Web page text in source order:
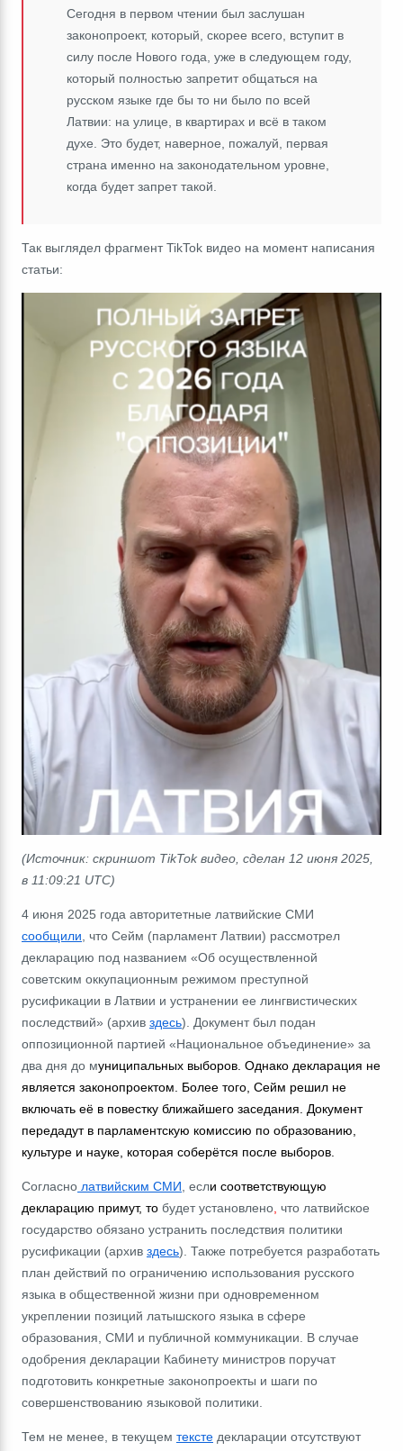
Сегодня в первом чтении был заслушан
законопроект, который, скорее всего, вступит в
силу после Нового года, уже в следующем году,
который полностью запретит общаться на
русском языке где бы то ни было по всей
Латвии: на улице, в квартирах и всё в таком
духе. Это будет, наверное, пожалуй, первая
страна именно на законодательном уровне,
когда будет запрет такой.
Так выглядел фрагмент TikTok видео на момент написания
статьи:
(Источник: скриншот TikTok видео, сделан 12 июня 2025,
в 11:09:21 UTC)
4 июня 2025 года авторитетные латвийские СМИ
сообщили, что Сейм (парламент Латвии) рассмотрел
декларацию под названием «Об осуществленной
советским оккупационным режимом преступной
русификации в Латвии и устранении ее лингвистических
последствий» (архив здесь). Документ был подан
оппозиционной партией «Национальное объединение» за
два дня до муниципальных выборов. Однако декларация не
является законопроектом. Более того, Сейм решил не
включать её в повестку ближайшего заседания. Документ
передадут в парламентскую комиссию по образованию,
культуре и науке, которая соберётся после выборов.
Согласно латвийским СМИ, если соответствующую
декларацию примут, то будет установлено, что латвийское
государство обязано устранить последствия политики
русификации (архив здесь). Также потребуется разработать
план действий по ограничению использования русского
языка в общественной жизни при одновременном
укреплении позиций латышского языка в сфере
образования, СМИ и публичной коммуникации. В случае
одобрения декларации Кабинету министров поручат
подготовить конкретные законопроекты и шаги по
совершенствованию языковой политики.
Тем не менее, в текущем тексте декларации отсутствуют